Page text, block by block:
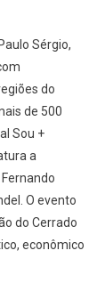
Sérgio,
do
de 500
Sou +
a
O evento
do Cerrado
econômico